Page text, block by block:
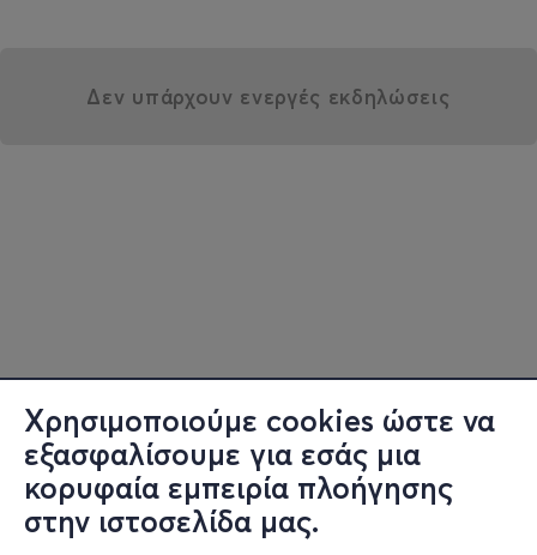
Χρησιμοποιούμε cookies ώστε να
εξασφαλίσουμε για εσάς μια
κορυφαία εμπειρία πλοήγησης
στην ιστοσελίδα μας.
Δεν υπάρχουν ενεργές εκδηλώσεις